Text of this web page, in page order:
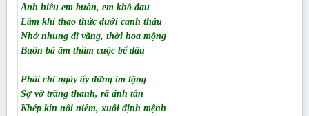
Anh hiểu em buồn, em khổ đau
Lắm khi thao thức dưới canh thâu
Nhớ nhung dĩ vãng, thời hoa mộng
Buồn bã âm thầm cuộc bể dâu
Phải chi ngày ấy đừng im lặng
Sợ vỡ trăng thanh, rã ánh tàn
Khép kín nỗi niềm, xuôi định mệnh